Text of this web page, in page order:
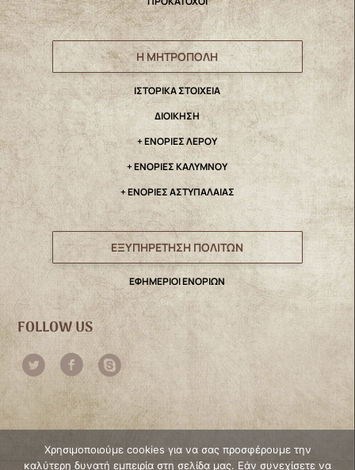
Η ΜΗΤΡΟΠΟΛΗ
IΣΤΟΡΙΚΑ ΣΤΟΙΧΕΙΑ
ΔΙΟΙΚΗΣΗ
+ ΕΝΟΡΙΕΣ ΛΕΡΟΥ
+ ΕΝΟΡΙΕΣ ΚΑΛΥΜΝΟΥ
+ ΕΝΟΡΙΕΣ ΑΣΤΥΠΑΛΑΙΑΣ
ΕΞΥΠΗΡΕΤΗΣΗ ΠΟΛΙΤΩΝ
ΕΦΗΜΕΡΙΟΙ ΕΝΟΡΙΩΝ
FOLLOW US
Χρησιμοποιούμε cookies για να σας προσφέρουμε την
καλύτερη δυνατή εμπειρία στη σελίδα μας. Εάν συνεχίσετε να